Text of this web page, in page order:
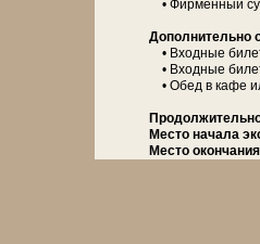
• Фирменный
Дополнительно
• Вход­ные
• Вход­ные
• Обед в ка­фе
Место начала
Место